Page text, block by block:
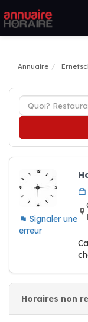
Annuaire
Signaler une
erreur
Horaires non